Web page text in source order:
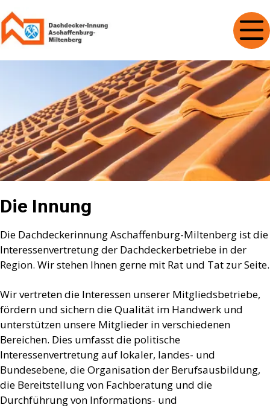
Die Innung
Die Dachdeckerinnung Aschaffenburg-Miltenberg ist die
Interessenvertretung der Dachdeckerbetriebe in der
Region. Wir stehen Ihnen gerne mit Rat und Tat zur Seite.
Wir vertreten die Interessen unserer Mitgliedsbetriebe,
fördern und sichern die Qualität im Handwerk und
unterstützen unsere Mitglieder in verschiedenen
Bereichen. Dies umfasst die politische
Interessenvertretung auf lokaler, landes- und
Bundesebene, die Organisation der Berufsausbildung,
die Bereitstellung von Fachberatung und die
Durchführung von Informations- und